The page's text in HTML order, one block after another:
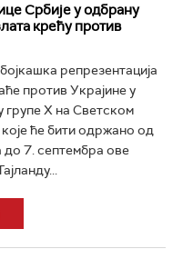
Србије у одбрану
крећу против
репрезентација
против Украјине у
групе Х на Светском
које ће бити одржано од
до 7. септембра ове